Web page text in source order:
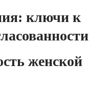
ключи к
женской